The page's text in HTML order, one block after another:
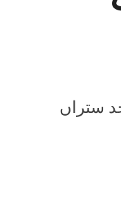
ستراں